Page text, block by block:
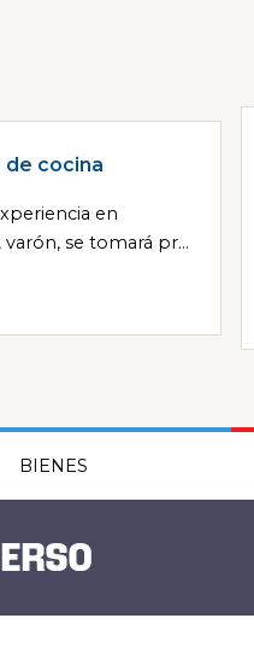
de cocina
en
se tomará pr...
BIENES